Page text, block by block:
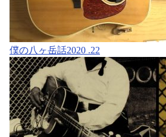
僕の八ヶ岳話2020 .22